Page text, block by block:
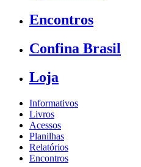
Encontros
Confina Brasil
Loja
Informativos
Livros
Acessos
Planilhas
Relatórios
Encontros